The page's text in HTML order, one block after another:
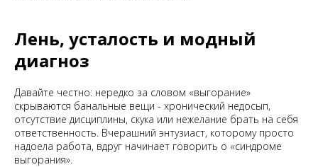
Лень, усталость и модный
диагноз
Давайте честно: нередко за словом «выгорание»
скрываются банальные вещи - хронический недосып,
отсутствие дисциплины, скука или нежелание брать на себя
ответственность. Вчерашний энтузиаст, которому просто
надоела работа, вдруг начинает говорить о «синдроме
выгорания».